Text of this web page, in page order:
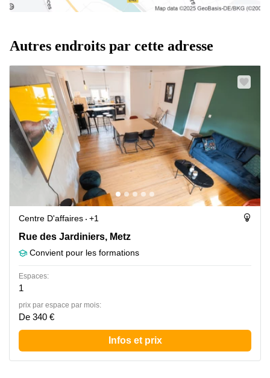
Autres endroits par cette adresse
Centre D'affaires
+1
Rue des Jardiniers 5, Metz
Rue des Jardiniers, Metz
Convient pour les formations
Espaces:
1
prix par espace par mois:
De 340 €
Infos et prix